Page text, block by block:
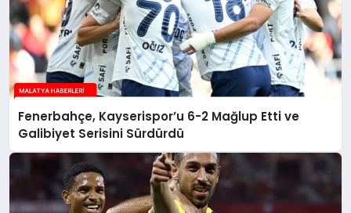
Fenerbahçe, Kayserispor’u 6-2 Mağlup Etti ve
Galibiyet Serisini Sürdürdü